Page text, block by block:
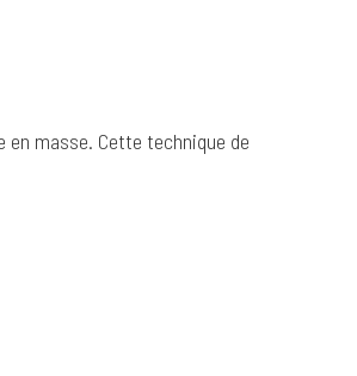
masse. Cette technique de